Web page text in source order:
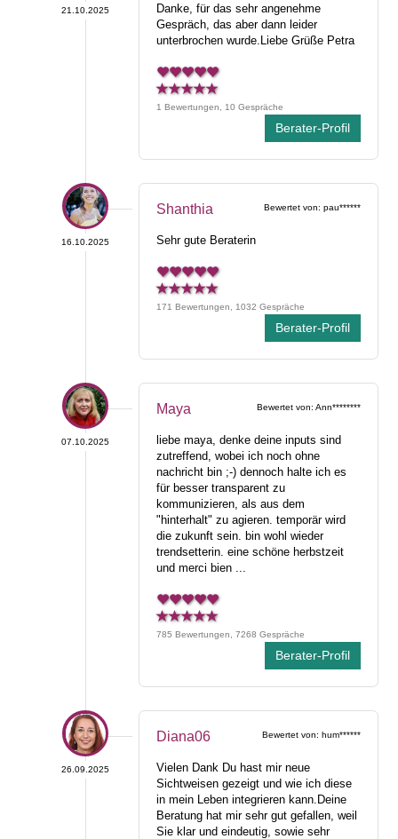
21.10.2025
Danke, für das sehr angenehme
Gespräch, das aber dann leider
unterbrochen wurde.Liebe Grüße Petra
1 Bewertungen, 10 Gespräche
Berater-Profil
16.10.2025
Bewertet von: pau******
Shanthia
Sehr gute Beraterin
171 Bewertungen, 1032 Gespräche
Berater-Profil
07.10.2025
Bewertet von: Ann********
Maya
liebe maya, denke deine inputs sind
zutreffend, wobei ich noch ohne
nachricht bin ;-) dennoch halte ich es
für besser transparent zu
kommunizieren, als aus dem
"hinterhalt" zu agieren. temporär wird
die zukunft sein. bin wohl wieder
trendsetterin. eine schöne herbstzeit
und merci bien ...
785 Bewertungen, 7268 Gespräche
Berater-Profil
26.09.2025
Bewertet von: hum******
Diana06
Vielen Dank Du hast mir neue
Sichtweisen gezeigt und wie ich diese
in mein Leben integrieren kann.Deine
Beratung hat mir sehr gut gefallen, weil
Sie klar und eindeutig, sowie sehr